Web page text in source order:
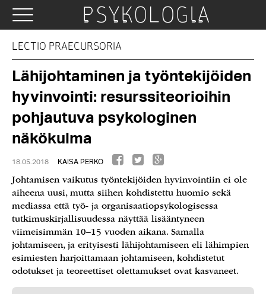
LECTIO PRAECURSORIA
Lähijohtaminen ja työntekijöiden
hyvinvointi: resurssiteorioihin
pohjautuva psykologinen
näkökulma
18.05.2018 KAISA PERKO
Johtamisen vaikutus työntekijöiden hyvinvointiin ei ole
aiheena uusi, mutta siihen kohdistettu huomio sekä
mediassa että työ- ja organisaatiopsykologisessa
tutkimuskirjallisuudessa näyttää lisääntyneen
viimeisimmän 10–15 vuoden aikana. Samalla
johtamiseen, ja erityisesti lähijohtamiseen eli lähimpien
esimiesten harjoittamaan johtamiseen, kohdistetut
odotukset ja teoreettiset olettamukset ovat kasvaneet.